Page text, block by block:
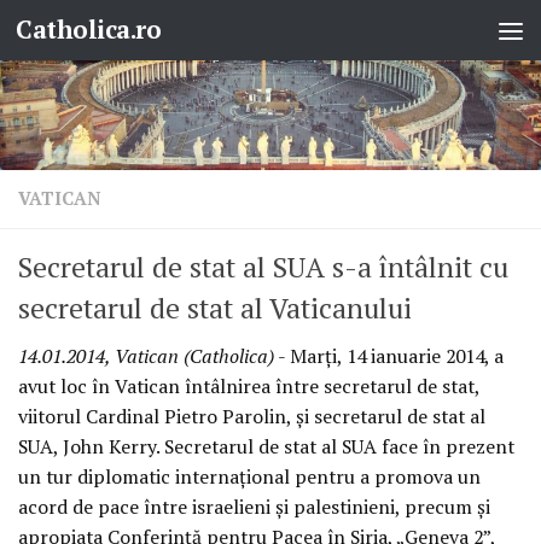
Skip to content
Catholica.ro
VATICAN
Secretarul de stat al SUA s-a întâlnit cu
secretarul de stat al Vaticanului
14.01.2014, Vatican (Catholica)- Marţi, 14 ianuarie 2014, a
avut loc în Vatican întâlnirea între secretarul de stat,
viitorul Cardinal Pietro Parolin, şi secretarul de stat al
SUA, John Kerry. Secretarul de stat al SUA face în prezent
un tur diplomatic internaţional pentru a promova un
acord de pace între israelieni şi palestinieni, precum şi
apropiata Conferinţă pentru Pacea în Siria, „Geneva 2”,